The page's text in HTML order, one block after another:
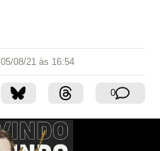
05/08/21 às 16:54
0